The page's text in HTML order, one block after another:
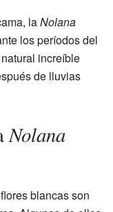
laNolana
los períodos del
increíble
de lluvias
Nolana
blancas son